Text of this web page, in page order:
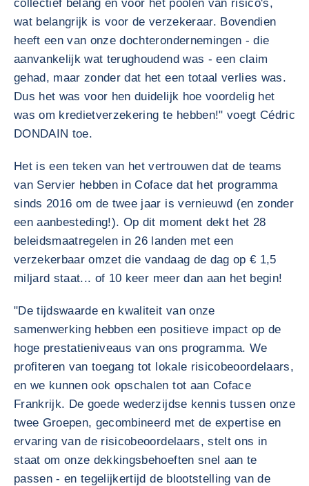
collectief belang en voor het poolen van risico's,
wat belangrijk is voor de verzekeraar. Bovendien
heeft een van onze dochterondernemingen - die
aanvankelijk wat terughoudend was - een claim
gehad, maar zonder dat het een totaal verlies was.
Dus het was voor hen duidelijk hoe voordelig het
was om kredietverzekering te hebben!" voegt Cédric
DONDAIN toe.
Het is een teken van het vertrouwen dat de teams
van Servier hebben in Coface dat het programma
sinds 2016 om de twee jaar is vernieuwd (en zonder
een aanbesteding!). Op dit moment dekt het 28
beleidsmaatregelen in 26 landen met een
verzekerbaar omzet die vandaag de dag op € 1,5
miljard staat... of 10 keer meer dan aan het begin!
"De tijdswaarde en kwaliteit van onze
samenwerking hebben een positieve impact op de
hoge prestatieniveaus van ons programma. We
profiteren van toegang tot lokale risicobeoordelaars,
en we kunnen ook opschalen tot aan Coface
Frankrijk. De goede wederzijdse kennis tussen onze
twee Groepen, gecombineerd met de expertise en
ervaring van de risicobeoordelaars, stelt ons in
staat om onze dekkingsbehoeften snel aan te
passen - en tegelijkertijd de blootstelling van de